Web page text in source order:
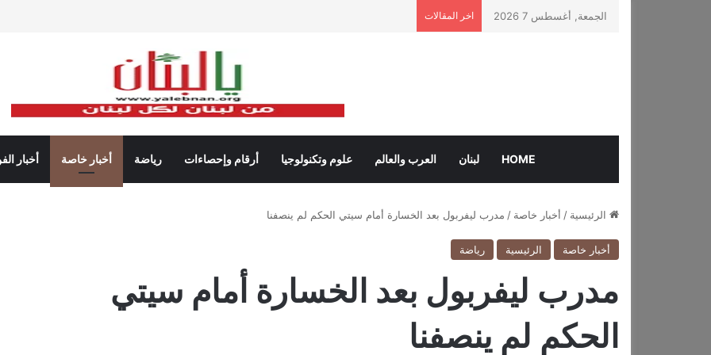
الجمعة, أغسطس 7 2026 اخر المقالات
HOME لبنان العرب والعالم علوم وتكنولوجيا أرقام وإحصاءات رياضة أخبار خاصة أخبار
الرئيسية / أخبار خاصة / مدرب ليفربول بعد الخسارة أمام سيتي الحكم لم ينصفنا
أخبار خاصة الرئيسية رياضة
مدرب ليفربول بعد الخسارة أمام سيتي
الحكم لم ينصفنا